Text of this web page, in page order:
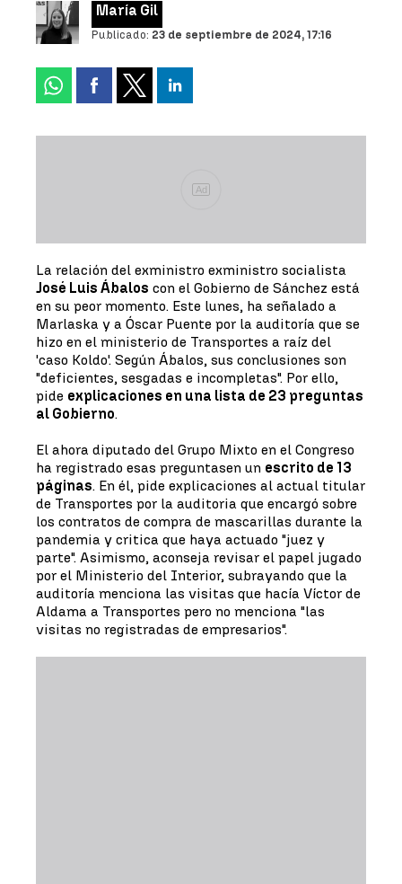
María Gil
Publicado: 23 de septiembre de 2024, 17:16
Ad
La relación del exministro exministro socialista
José Luis Ábalos con el Gobierno de Sánchez está
en su peor momento. Este lunes, ha señalado a
Marlaska y a Óscar Puente por la auditoría que se
hizo en el ministerio de Transportes a raíz del
'caso Koldo'. Según Ábalos, sus conclusiones son
"deficientes, sesgadas e incompletas". Por ello,
pide explicaciones en una lista de 23 preguntas
al Gobierno.
El ahora diputado del Grupo Mixto en el Congreso
ha registrado esas preguntasen un escrito de 13
páginas. En él, pide explicaciones al actual titular
de Transportes por la auditoria que encargó sobre
los contratos de compra de mascarillas durante la
pandemia y critica que haya actuado "juez y
parte". Asimismo, aconseja revisar el papel jugado
por el Ministerio del Interior, subrayando que la
auditoría menciona las visitas que hacía Víctor de
Aldama a Transportes pero no menciona "las
visitas no registradas de empresarios".